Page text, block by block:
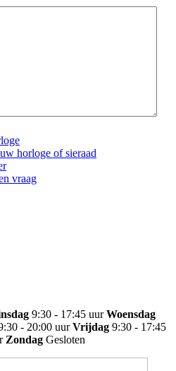
horloge of sieraad
vraag
9:30 - 17:45 uur Woensdag
- 20:00 uur Vrijdag 9:30 - 17:45
Zondag Gesloten